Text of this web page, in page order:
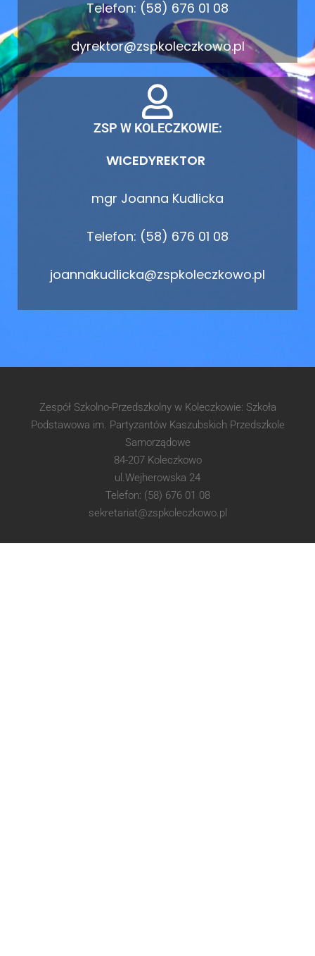
Telefon: (58) 676 01 08
dyrektor@zspkoleczkowo.pl
ZSP W KOLECZKOWIE:
WICEDYREKTOR
mgr Joanna Kudlicka
Telefon: (58) 676 01 08
joannakudlicka@zspkoleczkowo.pl
Zespół Szkolno-Przedszkolny w Koleczkowie: Szkoła
Podstawowa im. Partyzantów Kaszubskich Przedszkole
Samorządowe
84-207 Koleczkowo
ul.Wejherowska 24
Telefon: (58) 676 01 08
sekretariat@zspkoleczkowo.pl